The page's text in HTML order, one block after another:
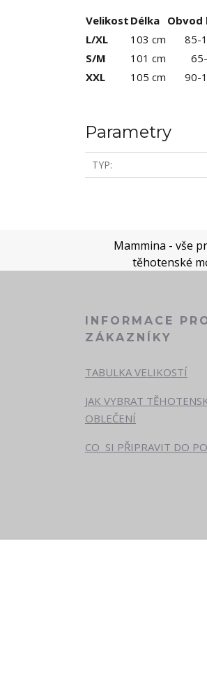
Velikost Délka Obvod
L/XL
103 cm 85-
S/M
101 cm
XXL
105 cm 90-
Parametry
TYP
Mammina - vše
těhotenské
INFORMACE
ZÁKAZNÍKY
TABULKA VELIKOSTÍ
JAK VYBRAT
OBLEČENÍ
CO SI PŘIPRAVIT DO